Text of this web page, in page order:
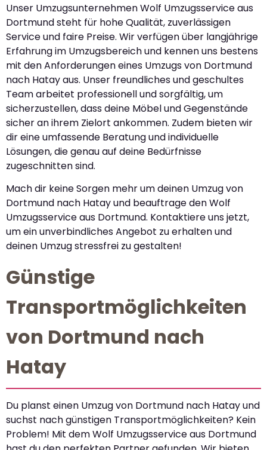
Unser Umzugsunternehmen Wolf Umzugsservice aus
Dortmund steht für hohe Qualität, zuverlässigen
Service und faire Preise. Wir verfügen über langjährige
Erfahrung im Umzugsbereich und kennen uns bestens
mit den Anforderungen eines Umzugs von Dortmund
nach Hatay aus. Unser freundliches und geschultes
Team arbeitet professionell und sorgfältig, um
sicherzustellen, dass deine Möbel und Gegenstände
sicher an ihrem Zielort ankommen. Zudem bieten wir
dir eine umfassende Beratung und individuelle
Lösungen, die genau auf deine Bedürfnisse
zugeschnitten sind.
Mach dir keine Sorgen mehr um deinen Umzug von
Dortmund nach Hatay und beauftrage den Wolf
Umzugsservice aus Dortmund. Kontaktiere uns jetzt,
um ein unverbindliches Angebot zu erhalten und
deinen Umzug stressfrei zu gestalten!
Günstige
Transportmöglichkeiten
von Dortmund nach
Hatay
Du planst einen Umzug von Dortmund nach Hatay und
suchst nach günstigen Transportmöglichkeiten? Kein
Problem! Mit dem Wolf Umzugsservice aus Dortmund